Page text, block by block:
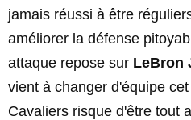
jamais réussi à être
améliorer la défense
attaque repose sur LeBron
vient à changer d'équipe
Cavaliers risque d'être tout